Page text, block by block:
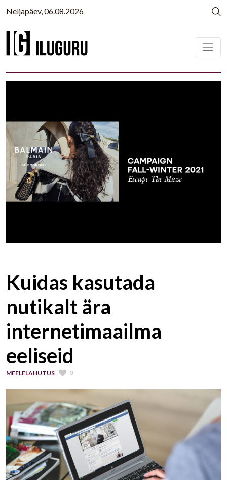
Neljapäev, 06.08.2026
Kuidas kasutada
nutikalt ära
internetimaailma
eeliseid
MEELELAHUTUS 0